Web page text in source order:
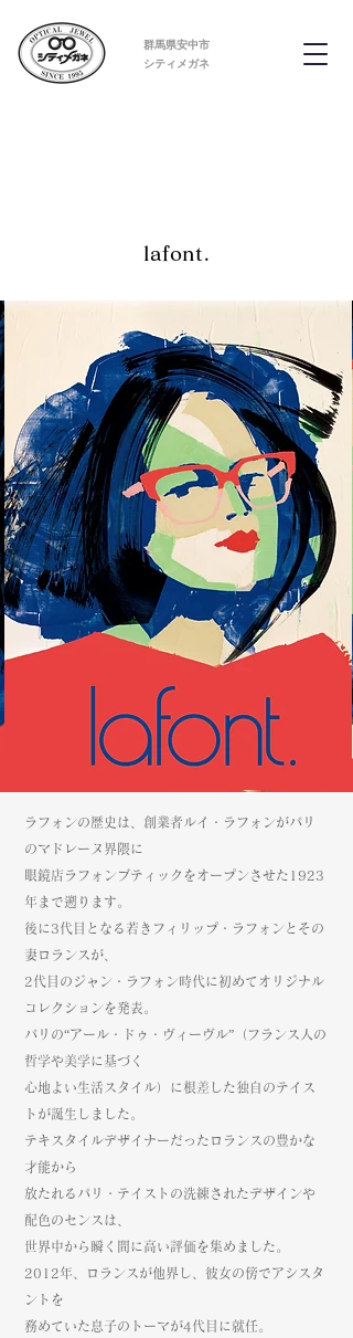
群馬県安中市
​シティメガネ
lafont.
ラフォンの歴史は、創業者ルイ・ラフォンがパリ
のマドレーヌ界隈に
眼鏡店ラフォンブティックをオープンさせた1923
年まで遡ります。
後に3代目となる若きフィリップ・ラフォンとその
妻ロランスが、
2代目のジャン・ラフォン時代に初めてオリジナル
コレクションを発表。
パリの“アール・ドゥ・ヴィーヴル”（フランス人の
哲学や美学に基づく
心地よい生活スタイル）に根差した独自のテイス
トが誕生しました。
テキスタイルデザイナーだったロランスの豊かな
才能から
放たれるパリ・テイストの洗練されたデザインや
配色のセンスは、
世界中から瞬く間に高い評価を集めました。
2012年、ロランスが他界し、彼女の傍でアシスタ
ントを
務めていた息子のトーマが4代目に就任。